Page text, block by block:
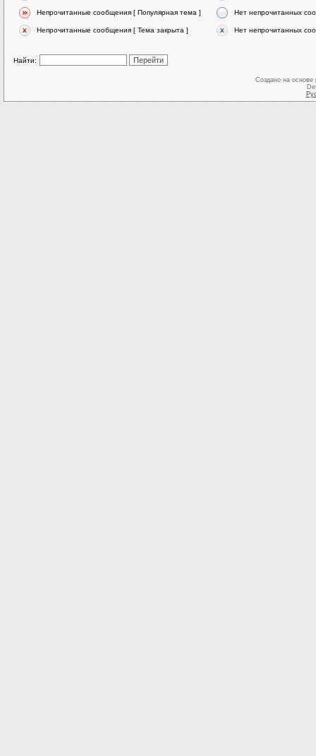
Непрочитанные сообщения [ Популярная тема ] Нет непрочитанных
Непрочитанные сообщения [ Тема закрыта ] Нет непрочитанных
Найти:
Создано на основе